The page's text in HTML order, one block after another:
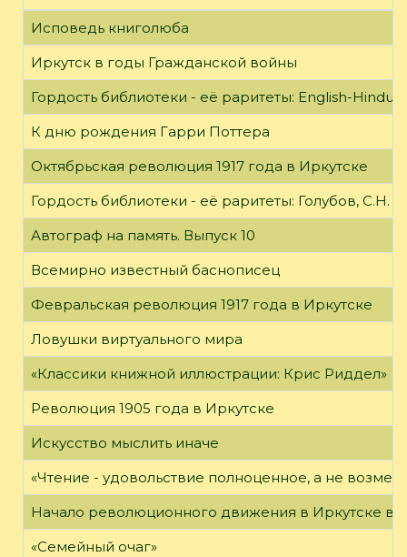
Исповедь книголюба
Иркутск в годы Гражданской войны
Гордость библиотеки - её раритеты: English-
К дню рождения Гарри Поттера
Октябрьская революция 1917 года в Иркутске
Гордость библиотеки - её раритеты: Голубов, С.Н.
Автограф на память. Выпуск 10
Всемирно известный баснописец
Февральская революция 1917 года в Иркутске
Ловушки виртуального мира
«Классики книжной иллюстрации: Крис Риддел»
Революция 1905 года в Иркутске
Искусство мыслить иначе
«Чтение - удовольствие полноценное, а не
Начало революционного движения в Иркутске в
«Семейный очаг»